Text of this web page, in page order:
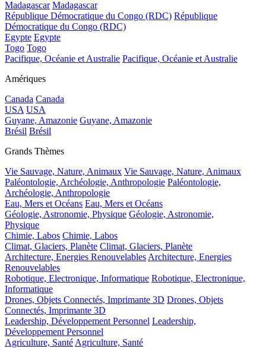
Madagascar Madagascar
République Démocratique du Congo (RDC) République
Démocratique du Congo (RDC)
Egypte Egypte
Togo Togo
Pacifique, Océanie et Australie Pacifique, Océanie et Australie
Amériques
Canada Canada
USA USA
Guyane, Amazonie Guyane, Amazonie
Brésil Brésil
Grands Thèmes
Vie Sauvage, Nature, Animaux Vie Sauvage, Nature, Animaux
Paléontologie, Archéologie, Anthropologie Paléontologie,
Archéologie, Anthropologie
Eau, Mers et Océans Eau, Mers et Océans
Géologie, Astronomie, Physique Géologie, Astronomie,
Physique
Chimie, Labos Chimie, Labos
Climat, Glaciers, Planète Climat, Glaciers, Planète
Architecture, Energies Renouvelables Architecture, Energies
Renouvelables
Robotique, Electronique, Informatique Robotique, Electronique,
Informatique
Drones, Objets Connectés, Imprimante 3D Drones, Objets
Connectés, Imprimante 3D
Leadership, Développement Personnel Leadership,
Développement Personnel
Agriculture, Santé Agriculture, Santé